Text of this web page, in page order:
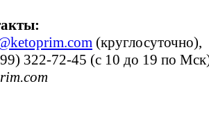
(круглосуточно),
322-72-45 (с 10 до 19 по